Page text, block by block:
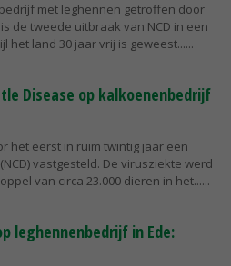
met leghennen getroffen door
de tweede uitbraak van NCD in een
het land 30 jaar vrij is geweest...
Disease op kalkoenenbedrijf
het eerst in ruim twintig jaar een
vastgesteld. De virusziekte werd
van circa 23.000 dieren in het...
leghennenbedrijf in Ede: